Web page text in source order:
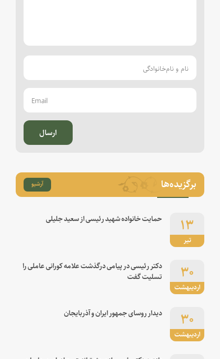
ارسال
برگزیده‌ها آرشیو
تیر
۱۳ حمایت خانواده شهید رئیسی از سعید جلیلی
اردیبهشت
۳۰
دکتر رئیسی در پیامی درگذشت علامه کورانی عاملی را
تسلیت گفت
اردیبهشت
۳۰ دیدار روسای جمهور ایران و آذربایجان